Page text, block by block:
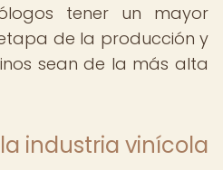
tener un mayor
de la producción y
sean de la más alta
industria vinícola